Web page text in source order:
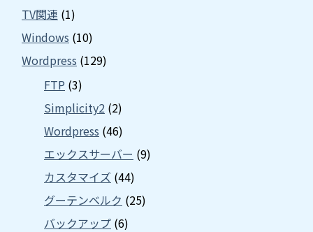
TV関連 (1)
Windows (10)
Wordpress (129)
FTP (3)
Simplicity2 (2)
Wordpress (46)
エックスサーバー (9)
カスタマイズ (44)
グーテンベルク (25)
バックアップ (6)